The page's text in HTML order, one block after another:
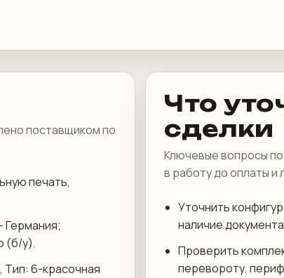
поставщиком по
печать,
Германия;
(б/у).
Тип: 6-красочная
Что
сделки
Ключевые вопросы
в работу до оплаты и
Уточнить
наличие
Проверить
перевороту,